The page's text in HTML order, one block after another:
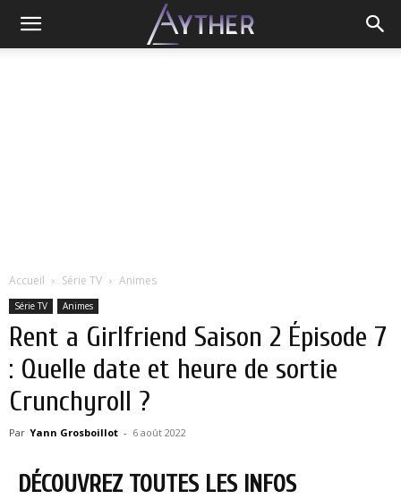
Accueil Série TV Animes
Série TV Animes
Rent a Girlfriend Saison 2 Épisode 7
: Quelle date et heure de sortie
Crunchyroll ?
Par Yann Grosboillot - 6 août 2022
DÉCOUVREZ TOUTES LES INFOS